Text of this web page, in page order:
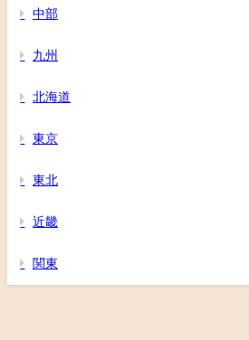
中部
九州
北海道
東京
東北
近畿
関東